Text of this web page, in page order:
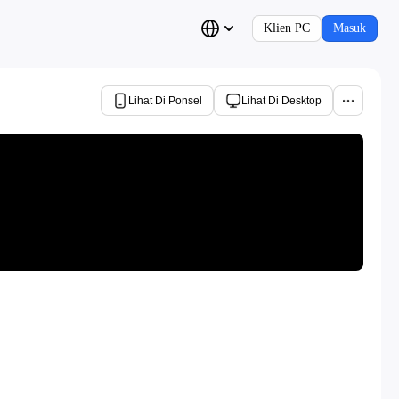
Klien PC Masuk
Lihat Di Ponsel Lihat Di Desktop